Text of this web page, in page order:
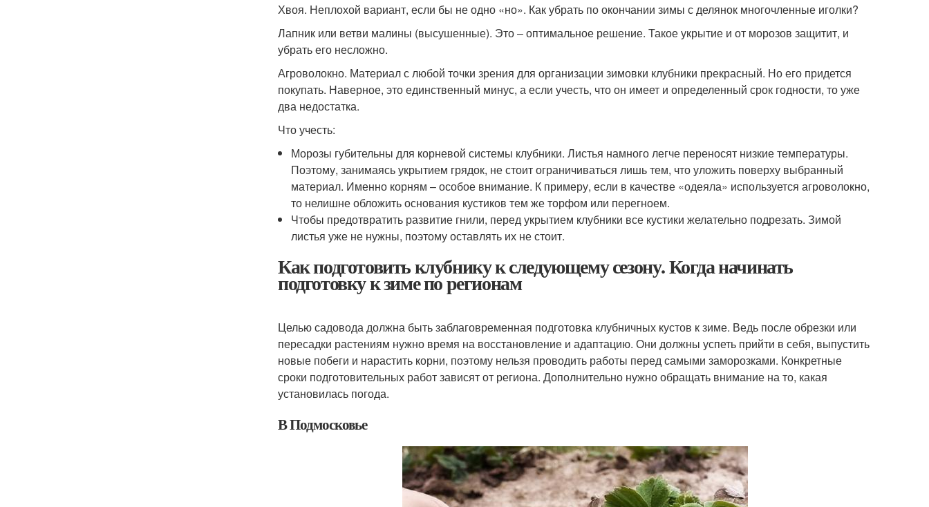
Хвоя. Неплохой вариант, если бы не одно «но». Как убрать по окончании зимы с делянок многочленные иголки?
Лапник или ветви малины (высушенные). Это – оптимальное решение. Такое укрытие и от морозов защитит, и
убрать его несложно.
Агроволокно. Материал с любой точки зрения для организации зимовки клубники прекрасный. Но его придется
покупать. Наверное, это единственный минус, а если учесть, что он имеет и определенный срок годности, то уже
два недостатка.
Что учесть:
Морозы губительны для корневой системы клубники. Листья намного легче переносят низкие температуры.
Поэтому, занимаясь укрытием грядок, не стоит ограничиваться лишь тем, что уложить поверху выбранный
материал. Именно корням – особое внимание. К примеру, если в качестве «одеяла» используется агроволокно,
то нелишне обложить основания кустиков тем же торфом или перегноем.
Чтобы предотвратить развитие гнили, перед укрытием клубники все кустики желательно подрезать. Зимой
листья уже не нужны, поэтому оставлять их не стоит.
Как подготовить клубнику к следующему сезону. Когда начинать
подготовку к зиме по регионам
Целью садовода должна быть заблаговременная подготовка клубничных кустов к зиме. Ведь после обрезки или
пересадки растениям нужно время на восстановление и адаптацию. Они должны успеть прийти в себя, выпустить
новые побеги и нарастить корни, поэтому нельзя проводить работы перед самыми заморозками. Конкретные
сроки подготовительных работ зависят от региона. Дополнительно нужно обращать внимание на то, какая
установилась погода.
В Подмосковье